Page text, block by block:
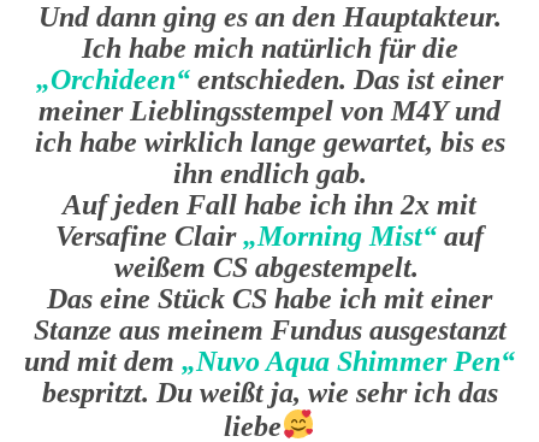
Und dann ging es an den Hauptakteur.
Ich habe mich natürlich für die
„Orchideen“ entschieden. Das ist einer
meiner Lieblingsstempel von M4Y und
ich habe wirklich lange gewartet, bis es
ihn endlich gab.
Auf jeden Fall habe ich ihn 2x mit
Versafine Clair„Morning Mist“ auf
weißem CS abgestempelt.
Das eine Stück CS habe ich mit einer
Stanze aus meinem Fundus ausgestanzt
und mit dem „Nuvo Aqua Shimmer Pen“
bespritzt. Du weißt ja, wie sehr ich das
liebe